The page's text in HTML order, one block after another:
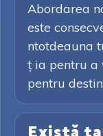
Abordarea
este
ntotdeauna
ț ia pentru a
pentru